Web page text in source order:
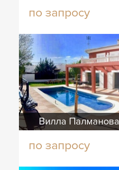
по запросу
Вилла Палманова
по запросу